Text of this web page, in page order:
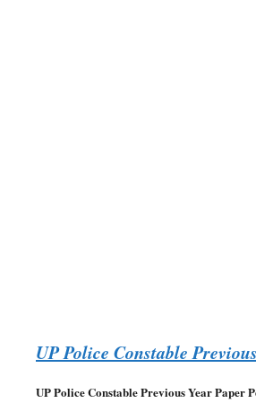
UP Police Constable
UP Police Constable Previous Year Paper